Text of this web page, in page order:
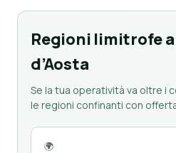
Regioni limitrofe
d’Aosta
Se la tua operatività va oltre i
le regioni confinanti con
🌍